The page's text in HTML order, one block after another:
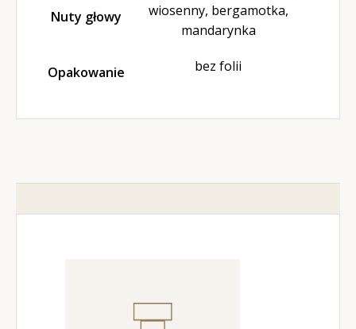
Nuty głowy
wiosenny, bergamotka,
mandarynka
Opakowanie bez folii